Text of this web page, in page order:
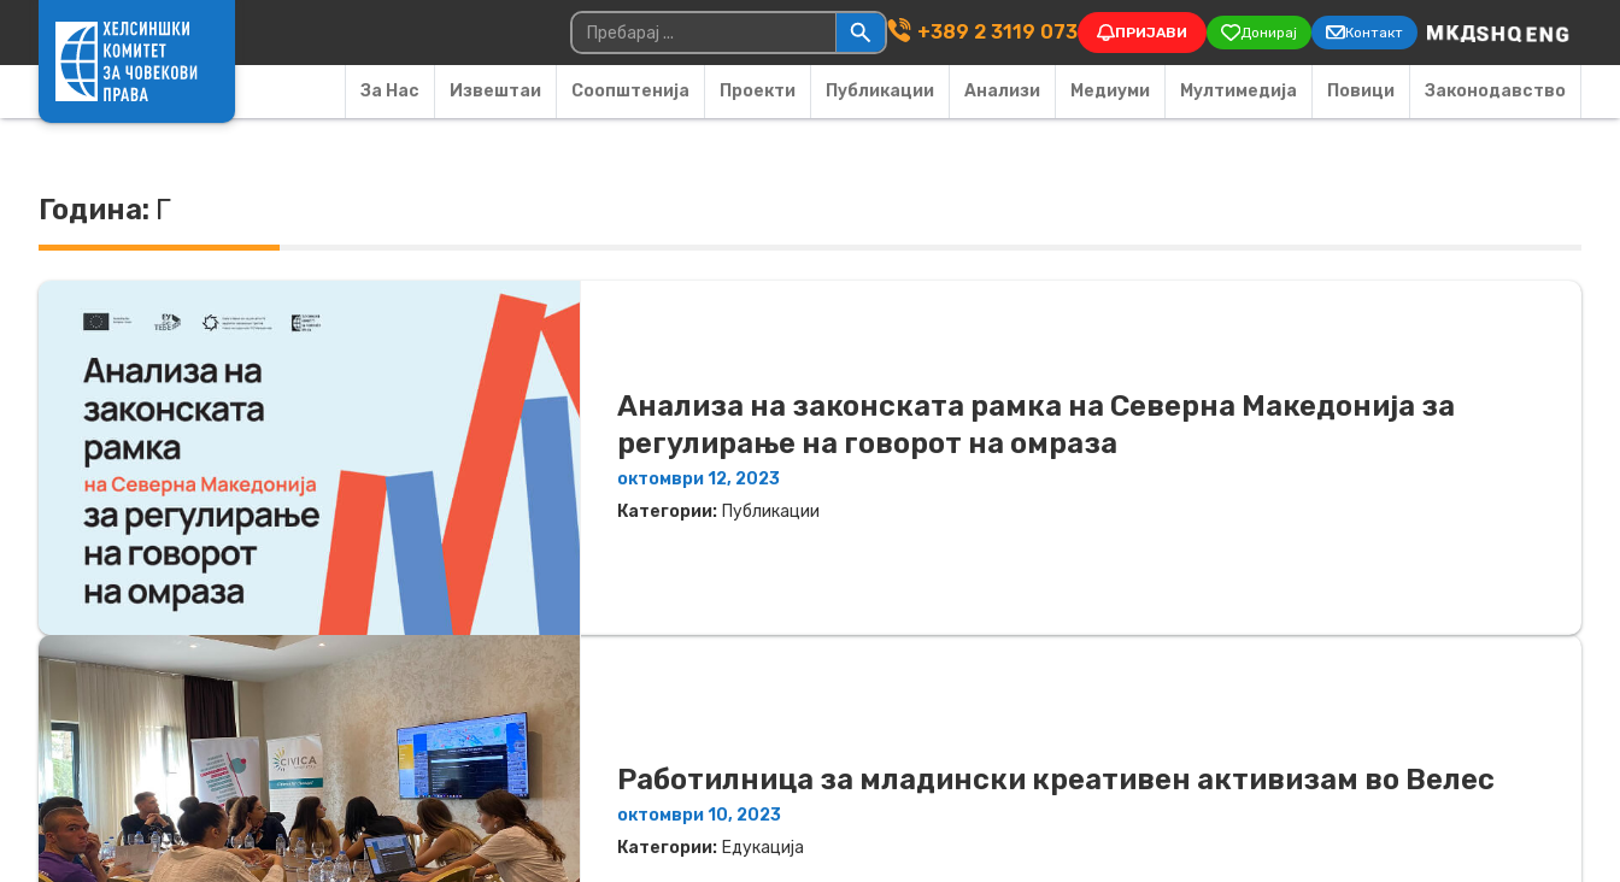
Main Navigation
Пребарувај за: +389 2 3119 073 ПРИЈАВИ Донирај Контакт
За Нас Извештаи Соопштенија Проекти Публикации Анализи Медиуми Мултимедија Повици Законодавство
Година: Г
Анализа на законската рамка на Северна Македонија за
регулирање на говорот на омраза
октомври 12, 2023
Категории: Публикации
Работилница за младински креативен активизам во Велес
октомври 10, 2023
Категории: Едукација